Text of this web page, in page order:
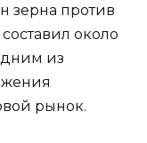
зерна против
около
из
рынок.